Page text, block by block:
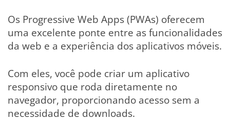
Os Progressive Web Apps (PWAs) oferecem
uma excelente ponte entre as funcionalidades
da web e a experiência dos aplicativos móveis.
Com eles, você pode criar um aplicativo
responsivo que roda diretamente no
navegador, proporcionando acesso sem a
necessidade de downloads.